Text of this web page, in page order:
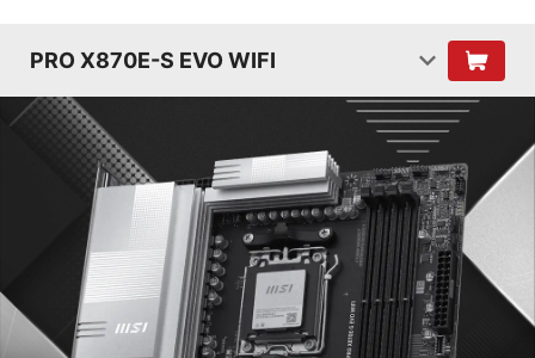
PRO X870E-S EVO WIFI